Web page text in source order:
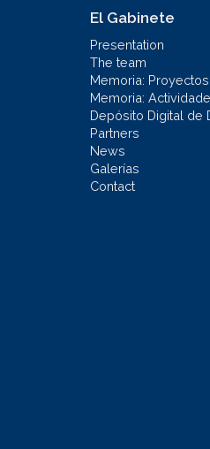
El Gabinete
Presentation
The team
Memoria: Proyectos
Memoria:
Depósito Digital de
Partners
News
Galerías
Contact